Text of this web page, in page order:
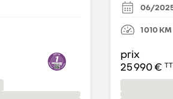
06/
1 010KM
prix
25 990 €